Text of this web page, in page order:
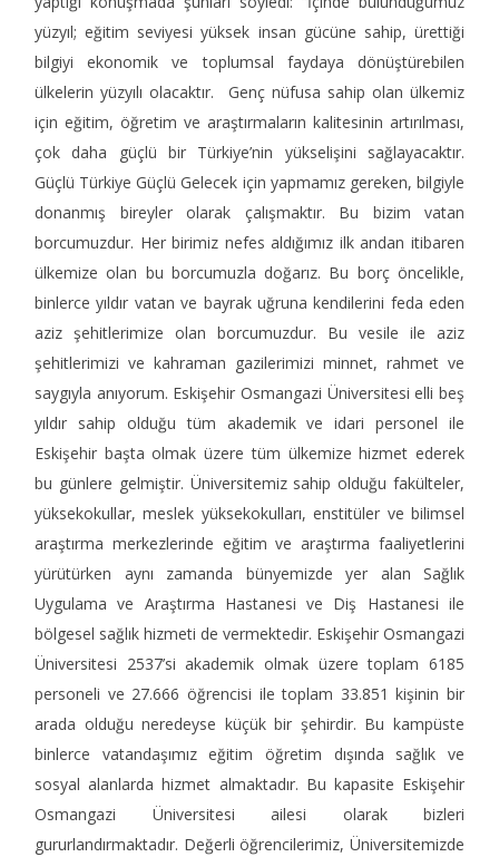
yüzyıl; eğitim seviyesi yüksek insan gücüne sahip, ürettiği
bilgiyi ekonomik ve toplumsal faydaya dönüştürebilen
ülkelerin yüzyılı olacaktır. Genç nüfusa sahip olan ülkemiz
için eğitim, öğretim ve araştırmaların kalitesinin artırılması,
çok daha güçlü bir Türkiye’nin yükselişini sağlayacaktır.
Güçlü Türkiye Güçlü Gelecek için yapmamız gereken, bilgiyle
donanmış bireyler olarak çalışmaktır. Bu bizim vatan
borcumuzdur. Her birimiz nefes aldığımız ilk andan itibaren
ülkemize olan bu borcumuzla doğarız. Bu borç öncelikle,
binlerce yıldır vatan ve bayrak uğruna kendilerini feda eden
aziz şehitlerimize olan borcumuzdur. Bu vesile ile aziz
şehitlerimizi ve kahraman gazilerimizi minnet, rahmet ve
saygıyla anıyorum. Eskişehir Osmangazi Üniversitesi elli beş
yıldır sahip olduğu tüm akademik ve idari personel ile
Eskişehir başta olmak üzere tüm ülkemize hizmet ederek
bu günlere gelmiştir. Üniversitemiz sahip olduğu fakülteler,
yüksekokullar, meslek yüksekokulları, enstitüler ve bilimsel
araştırma merkezlerinde eğitim ve araştırma faaliyetlerini
yürütürken aynı zamanda bünyemizde yer alan Sağlık
Uygulama ve Araştırma Hastanesi ve Diş Hastanesi ile
bölgesel sağlık hizmeti de vermektedir. Eskişehir Osmangazi
Üniversitesi 2537’si akademik olmak üzere toplam 6185
personeli ve 27.666 öğrencisi ile toplam 33.851 kişinin bir
arada olduğu neredeyse küçük bir şehirdir. Bu kampüste
binlerce vatandaşımız eğitim öğretim dışında sağlık ve
sosyal alanlarda hizmet almaktadır. Bu kapasite Eskişehir
Osmangazi Üniversitesi ailesi olarak bizleri
gururlandırmaktadır. Değerli öğrencilerimiz, Üniversitemizde